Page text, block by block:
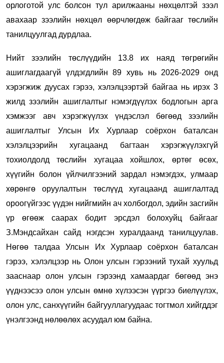
орлоготой улс болсон тул арилжааны нөхцөлтэй зээл
авахаар зээлийн нөхцөл өөрчлөгдөж байгааг төслийн
танилцуулгад дурдлаа.
Нийт зээлийн төслүүдийн 13.8 их наяд төгрөгийн
ашиглагдаагүй үлдэгдлийн 89 хувь нь 2026-2029 онд
хэрэгжиж дуусах гэрээ, хэлэлцээртэй байгаа нь ирэх 3
жилд зээлийн ашиглалтыг нэмэгдүүлэх бодлогын арга
хэмжээг авч хэрэгжүүлэх үндэслэл бөгөөд зээлийн
ашиглалтыг Улсын Их Хурлаар соёрхон баталсан
хэлэлцээрийн хугацаанд багтаан хэрэгжүүлэхгүй
тохиолдолд төслийн хугацаа хойшлох, өртөг өсөх,
хүүгийн болон үйлчилгээний зардал нэмэгдэх, улмаар
хөрөнгө оруулалтын төслүүд хугацаанд ашиглалтад
ороогүйгээс үүдэн нийгмийн ач холбогдол, эдийн засгийн
үр өгөөж саарах бодит эрсдэл болохуйц байгааг
З.Мэндсайхан сайд нэгдсэн хуралдаанд танилцуулав.
Нөгөө талдаа Улсын Их Хурлаар соёрхон баталсан
гэрээ, хэлэлцээр нь Олон улсын гэрээний тухай хуульд
зааснаар олон улсын гэрээнд хамаардаг бөгөөд энэ
үүднээсээ олон улсын өмнө хүлээсэн үүргээ биелүүлэх,
олон улс, санхүүгийн байгууллагуудаас тогтмол хийгддэг
үнэлгээнд нөлөөлөх асуудал юм байна.